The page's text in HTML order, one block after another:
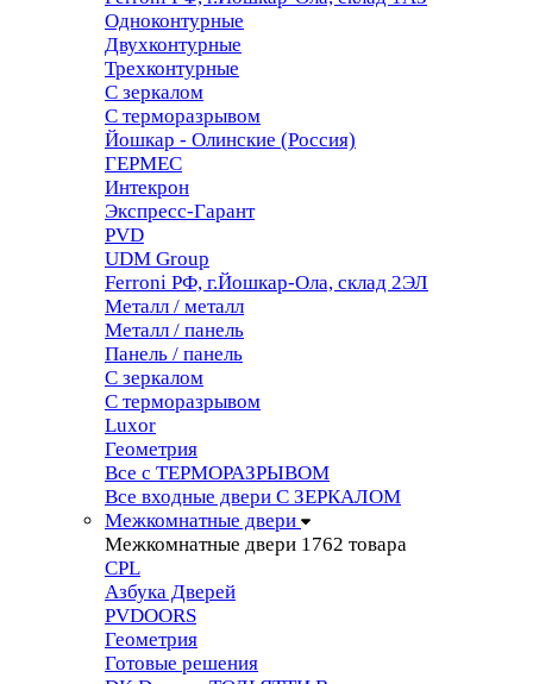
Одноконтурные
Двухконтурные
Трехконтурные
С зеркалом
С терморазрывом
Йошкар - Олинские (Россия)
ГЕРМЕС
Интекрон
Экспресс-Гарант
PVD
UDM Group
Ferroni РФ, г.Йошкар-Ола, склад 2ЭЛ
Металл / металл
Металл / панель
Панель / панель
С зеркалом
С терморазрывом
Luxor
Геометрия
Все с ТЕРМОРАЗРЫВОМ
Все входные двери С ЗЕРКАЛОМ
Межкомнатные двери
Межкомнатные двери 1762 товара
CPL
Азбука Дверей
PVDOORS
Геометрия
Готовые решения